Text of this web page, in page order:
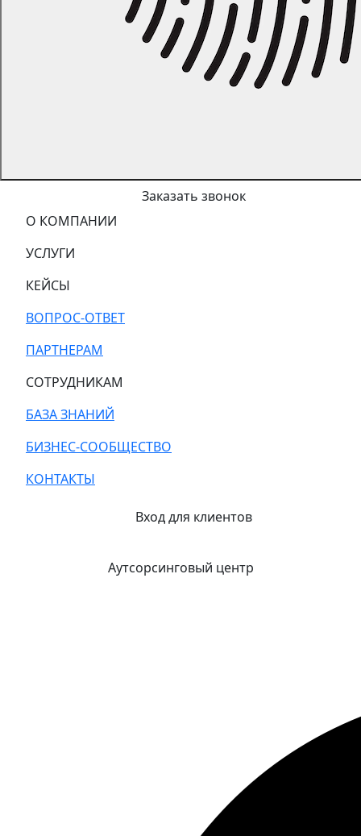
Заказать звонок
О КОМПАНИИ
УСЛУГИ
КЕЙСЫ
ВОПРОС-ОТВЕТ
ПАРТНЕРАМ
СОТРУДНИКАМ
БАЗА ЗНАНИЙ
БИЗНЕС-СООБЩЕСТВО
КОНТАКТЫ
Вход для клиентов
Аутсорсинговый центр